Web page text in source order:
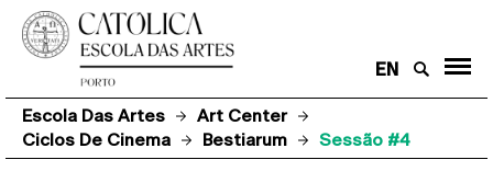
EN
Escola Das Artes
Art Center
Ciclos De Cinema
Bestiarum Sessão #4